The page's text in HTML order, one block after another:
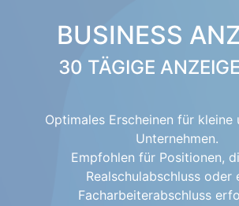
BUSINESS
30 TÄGIGE
Optimales Erscheinen für kleine
Unternehmen.
Empfohlen für Positionen,
Realschulabschluss oder
Facharbeiterabschluss